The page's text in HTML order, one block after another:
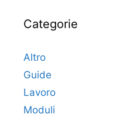
Categorie
Altro
Guide
Lavoro
Moduli